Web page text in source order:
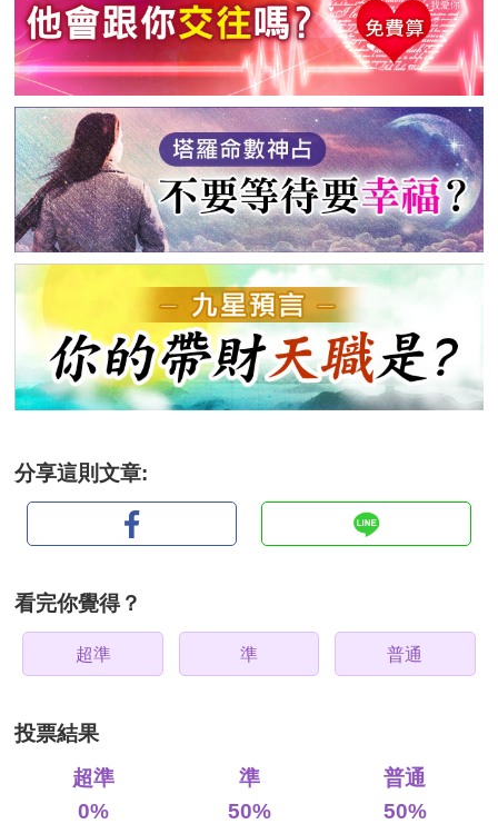
分享這則文章:
看完你覺得？
超準 準 普通
投票結果
超準
0%
準
50%
普通
50%